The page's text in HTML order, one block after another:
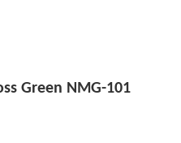
Green NMG-101